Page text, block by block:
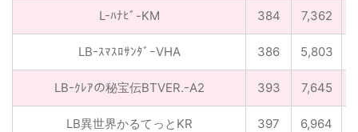
L-ﾊﾅﾋﾞ-KM 384 7,362
LB-ｽﾏｽﾛｻﾝﾀﾞｰVHA 386 5,803
LB-ｸﾚｱの秘宝伝BTVER.-A2 393 7,645
LB異世界かるてっとKR 397 6,964